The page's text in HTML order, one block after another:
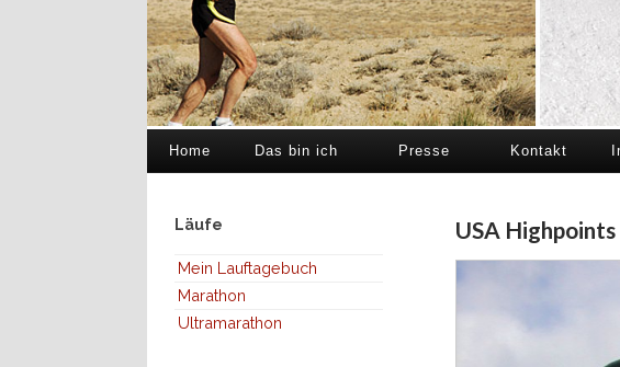
Home Das bin ich Presse Kontakt
USA Highpoints
Läufe
Mein Lauftagebuch
Marathon
Ultramarathon